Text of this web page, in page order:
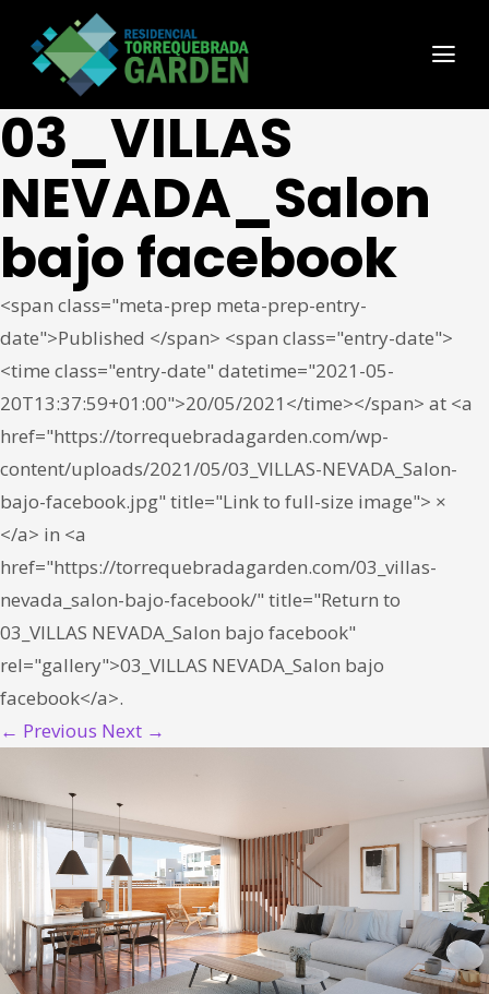
03_VILLAS
NEVADA_Salon
bajo facebook
<span class="meta-prep meta-prep-entry-
date">Published </span> <span class="entry-date">
<time class="entry-date" datetime="2021-05-
20T13:37:59+01:00">20/05/2021</time></span> at <a
href="https://torrequebradagarden.com/wp-
content/uploads/2021/05/03_VILLAS-NEVADA_Salon-
bajo-facebook.jpg" title="Link to full-size image"> ×
</a> in <a
href="https://torrequebradagarden.com/03_villas-
nevada_salon-bajo-facebook/" title="Return to
03_VILLAS NEVADA_Salon bajo facebook"
rel="gallery">03_VILLAS NEVADA_Salon bajo
facebook</a>.
← Previous Next →